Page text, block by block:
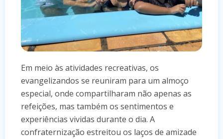
Em meio às atividades recreativas, os
evangelizandos se reuniram para um almoço
especial, onde compartilharam não apenas as
refeições, mas também os sentimentos e
experiências vividas durante o dia. A
confraternização estreitou os laços de amizade